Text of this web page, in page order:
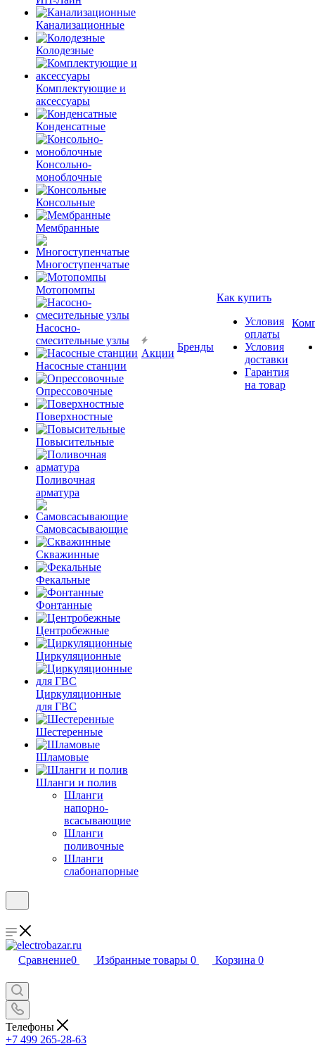
Канализационные
Колодезные
Комплектующие и
аксессуары
Конденсатные
Консольно-
моноблочные
Консольные
Мембранные
Многоступенчатые
Мотопомпы
Насосно-
смесительные узлы
Насосные станции
Опрессовочные
Поверхностные
Повысительные
Поливочная
арматура
Самовсасывающие
Скважинные
Фекальные
Фонтанные
Центробежные
Циркуляционные
Циркуляционные
для ГВС
Шестеренные
Шламовые
Шланги и полив
Шланги
напорно-
всасывающие
Шланги
поливочные
Шланги
слабонапорные
Акции
Бренды
Как купить
Условия
оплаты
Условия
доставки
Гарантия
на товар
Сравнение0 Избранные товары 0 Корзина 0
Телефоны
+7 499 265-28-63